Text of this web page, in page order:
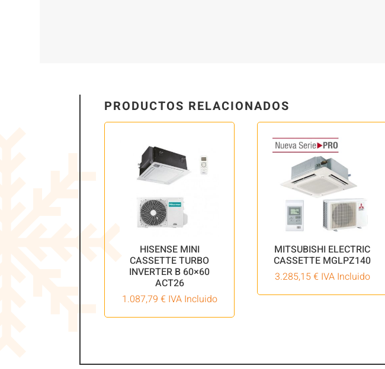
PRODUCTOS RELACIONADOS
HISENSE MINI
CASSETTE TURBO
INVERTER B 60×60
ACT26
1.087,79 € IVA Incluido
MITSUBISHI ELECTRIC
CASSETTE MGLPZ140
3.285,15€ IVA Incluido